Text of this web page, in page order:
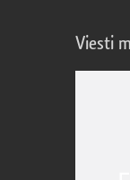
Viesti